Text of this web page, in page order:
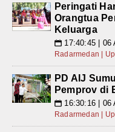
Peringati
Orangtua
Keluarga
📅 17:40:45 |
Radarmedan |
PD AIJ
Pemprov di
📅 16:30:16 |
Radarmedan |